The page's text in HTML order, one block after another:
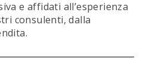
e affidati all’esperienza
consulenti, dalla